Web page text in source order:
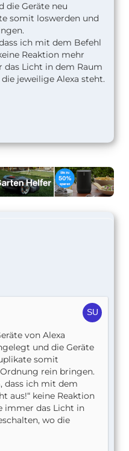
die Geräte neu
somit loswerden und
ich mit dem Befehl
Reaktion mehr
Licht in dem Raum
jeweilige Alexa steht.
von Alexa
und die Geräte
somit
rein bringen.
dass ich mit dem
aus!“ keine Reaktion
immer das Licht in
wo die